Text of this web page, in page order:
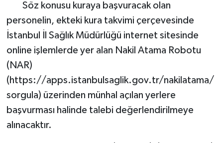
Söz konusu kuraya başvuracak olan
personelin, ekteki kura takvimi çerçevesinde
İstanbul İl Sağlık Müdürlüğü internet sitesinde
online işlemlerde yer alan Nakil Atama Robotu
(NAR)
(https://apps.istanbulsaglik.gov.tr/nakilatama/
sorgula) üzerinden münhal açılan yerlere
başvurması halinde talebi değerlendirilmeye
alınacaktır.